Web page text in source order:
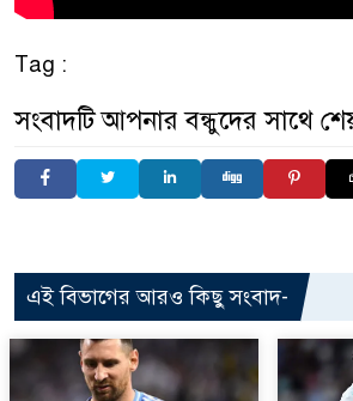
Tag :
সংবাদটি আপনার বন্ধুদের সাথে
এই বিভাগের আরও কিছু সংবাদ-